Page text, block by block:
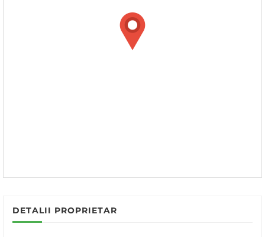
DETALII PROPRIETAR